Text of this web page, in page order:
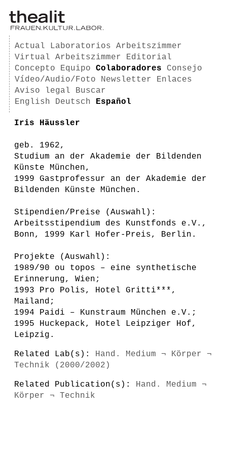
Actual Laboratorios
Arbeitszimmer
Virtual Arbeitszimmer
Editorial
Concepto
Equipo Colaboradores
Consejo
Vídeo/Audio/Foto
Newsletter
Enlaces
Aviso legal
Buscar
English
Deutsch Español
Iris Häussler
geb. 1962,
Studium an der Akademie der Bildenden
Künste München,
1999 Gastprofessur an der Akademie der
Bildenden Künste München.
Stipendien/Preise (Auswahl):
Arbeitsstipendium des Kunstfonds e.V.,
Bonn, 1999 Karl Hofer-Preis, Berlin.
Projekte (Auswahl):
1989/90 ou topos – eine synthetische
Erinnerung, Wien;
1993 Pro Polis, Hotel Gritti***,
Mailand;
1994 Paidi – Kunstraum München e.V.;
1995 Huckepack, Hotel Leipziger Hof,
Leipzig.
Related Lab(s): Hand. Medium ¬ Körper ¬
Technik (2000/2002)
Related Publication(s): Hand. Medium ¬
Körper ¬ Technik